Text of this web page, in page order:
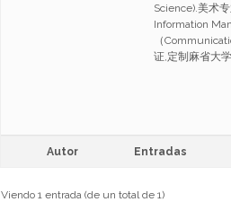
Science).美术
Information
（
证,定制麻省大
Autor Entradas
Viendo 1 entrada (de un total de 1)